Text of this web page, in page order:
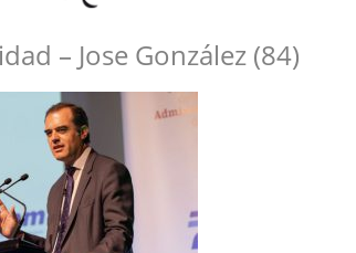
– Jose González (84)